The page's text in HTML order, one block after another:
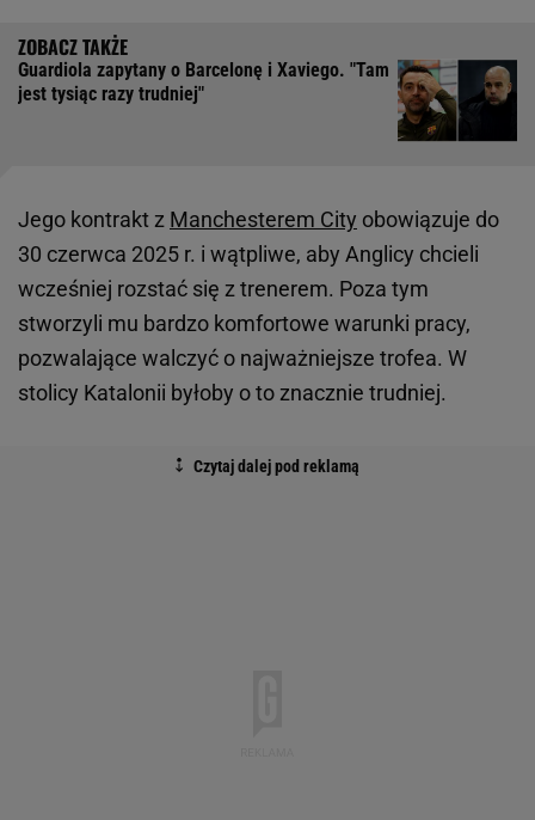
Guardiola zapytany o Barcelonę i Xaviego. "Tam
jest tysiąc razy trudniej"
Jego kontrakt z Manchesterem City obowiązuje do
30 czerwca 2025 r. i wątpliwe, aby Anglicy chcieli
wcześniej rozstać się z trenerem. Poza tym
stworzyli mu bardzo komfortowe warunki pracy,
pozwalające walczyć o najważniejsze trofea. W
stolicy Katalonii byłoby o to znacznie trudniej.